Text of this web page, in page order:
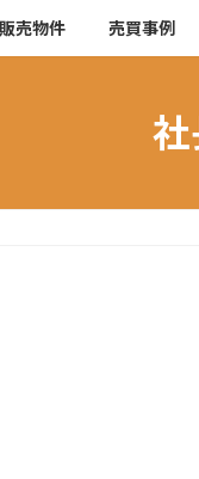
販売物件 売買事例